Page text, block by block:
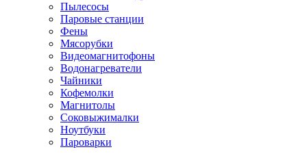
Пылесосы
Паровые станции
Фены
Мясорубки
Видеомагнитофоны
Водонагреватели
Чайники
Кофемолки
Магнитолы
Соковыжималки
Ноутбуки
Пароварки